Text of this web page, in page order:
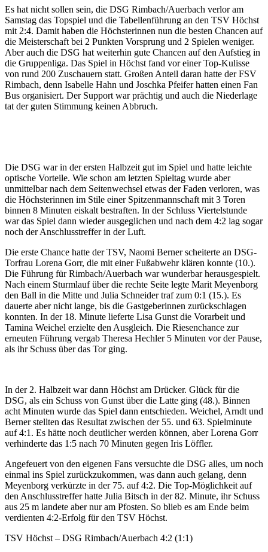
das
Spitzenspiel
in
Höchst
mit
2:4
Es hat nicht sollen sein, die DSG Rimbach/Auerbach verlor am
Samstag das Topspiel und die Tabellenführung an den TSV Höchst
mit 2:4. Damit haben die Höchsterinnen nun die besten Chancen auf
die Meisterschaft bei 2 Punkten Vorsprung und 2 Spielen weniger.
Aber auch die DSG hat weiterhin gute Chancen auf den Aufstieg in
die Gruppenliga. Das Spiel in Höchst fand vor einer Top-Kulisse
von rund 200 Zuschauern statt. Großen Anteil daran hatte der FSV
Rimbach, denn Isabelle Hahn und Joschka Pfeifer hatten einen Fan
Bus organisiert. Der Support war prächtig und auch die Niederlage
tat der guten Stimmung keinen Abbruch.
Die DSG war in der ersten Halbzeit gut im Spiel und hatte leichte
optische Vorteile. Wie schon am letzten Spieltag wurde aber
unmittelbar nach dem Seitenwechsel etwas der Faden verloren, was
die Höchsterinnen im Stile einer Spitzenmannschaft mit 3 Toren
binnen 8 Minuten eiskalt bestraften. In der Schluss Viertelstunde
war das Spiel dann wieder ausgeglichen und nach dem 4:2 lag sogar
noch der Anschlusstreffer in der Luft.
Die erste Chance hatte der TSV, Naomi Berner scheiterte an DSG-
Torfrau Lorena Gorr, die mit einer Fußabwehr klären konnte (10.).
Die Führung für Rimbach/Auerbach war wunderbar herausgespielt.
Nach einem Sturmlauf über die rechte Seite legte Marit Meyenborg
den Ball in die Mitte und Julia Schneider traf zum 0:1 (15.). Es
dauerte aber nicht lange, bis die Gastgeberinnen zurückschlagen
konnten. In der 18. Minute lieferte Lisa Gunst die Vorarbeit und
Tamina Weichel erzielte den Ausgleich. Die Riesenchance zur
erneuten Führung vergab Theresa Hechler 5 Minuten vor der Pause,
als ihr Schuss über das Tor ging.
In der 2. Halbzeit war dann Höchst am Drücker. Glück für die
DSG, als ein Schuss von Gunst über die Latte ging (48.). Binnen
acht Minuten wurde das Spiel dann entschieden. Weichel, Arndt und
Berner stellten das Resultat zwischen der 55. und 63. Spielminute
auf 4:1. Es hätte noch deutlicher werden können, aber Lorena Gorr
verhinderte das 1:5 nach 70 Minuten gegen Iris Löffler.
Angefeuert von den eigenen Fans versuchte die DSG alles, um noch
einmal ins Spiel zurückzukommen, was dann auch gelang, denn
Meyenborg verkürzte in der 75. auf 4:2. Die Top-Möglichkeit auf
den Anschlusstreffer hatte Julia Bitsch in der 82. Minute, ihr Schuss
aus 25 m landete aber nur am Pfosten. So blieb es am Ende beim
verdienten 4:2-Erfolg für den TSV Höchst.
TSV Höchst – DSG Rimbach/Auerbach 4:2 (1:1)